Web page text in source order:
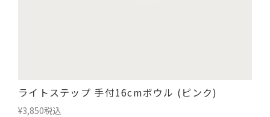
ライトステップ 手付16cmボウル (ピンク)
¥3,850税込